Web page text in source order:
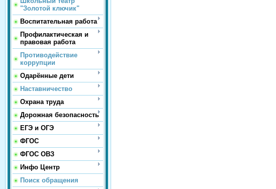
"Золотой ключик"
Воспитательная работа
Профилактическая и
правовая работа
Противодействие
коррупции
Одарённые дети
Наставничество
Охрана труда
Дорожная безопасность
ЕГЭ и ОГЭ
ФГОС
ФГОС ОВЗ
Инфо Центр
Поиск обращения